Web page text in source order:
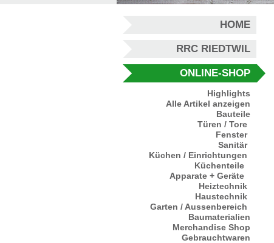
HOME
RRC RIEDTWIL
ONLINE-SHOP
Highlights
Alle Artikel anzeigen
Bauteile
Türen / Tore
Fenster
Sanitär
Küchen / Einrichtungen
Küchenteile
Apparate + Geräte
Heiztechnik
Haustechnik
Garten / Aussenbereich
Baumaterialien
Merchandise Shop
Gebrauchtwaren